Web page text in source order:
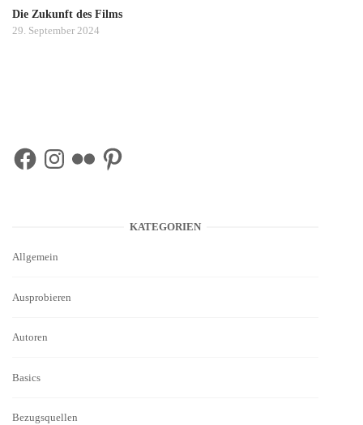
Die Zukunft des Films
29. September 2024
FacebookInstagram
Flickr Pinterest
KATEGORIEN
Allgemein
Ausprobieren
Autoren
Basics
Bezugsquellen